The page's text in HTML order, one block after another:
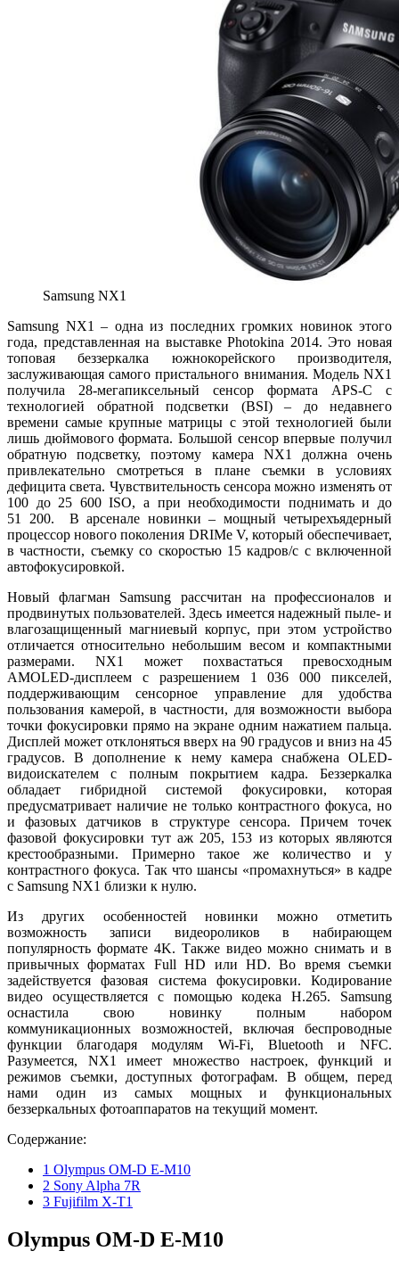
Samsung NX1
Samsung NX1 – одна из последних громких новинок этого
года, представленная на выставке Photokina 2014. Это новая
топовая беззеркалка южнокорейского производителя,
заслуживающая самого пристального внимания. Модель NX1
получила 28-мегапиксельный сенсор формата APS-C с
технологией обратной подсветки (BSI) – до недавнего
времени самые крупные матрицы с этой технологией были
лишь дюймового формата. Большой сенсор впервые получил
обратную подсветку, поэтому камера NX1 должна очень
привлекательно смотреться в плане съемки в условиях
дефицита света. Чувствительность сенсора можно изменять от
100 до 25 600 ISO, а при необходимости поднимать и до
51 200. В арсенале новинки – мощный четырехъядерный
процессор нового поколения DRIMe V, который обеспечивает,
в частности, съемку со скоростью 15 кадров/с с включенной
автофокусировкой.
Новый флагман Samsung рассчитан на профессионалов и
продвинутых пользователей. Здесь имеется надежный пыле- и
влагозащищенный магниевый корпус, при этом устройство
отличается относительно небольшим весом и компактными
размерами. NX1 может похвастаться превосходным
AMOLED-дисплеем с разрешением 1 036 000 пикселей,
поддерживающим сенсорное управление для удобства
пользования камерой, в частности, для возможности выбора
точки фокусировки прямо на экране одним нажатием пальца.
Дисплей может отклоняться вверх на 90 градусов и вниз на 45
градусов. В дополнение к нему камера снабжена OLED-
видоискателем с полным покрытием кадра. Беззеркалка
обладает гибридной системой фокусировки, которая
предусматривает наличие не только контрастного фокуса, но
и фазовых датчиков в структуре сенсора. Причем точек
фазовой фокусировки тут аж 205, 153 из которых являются
крестообразными. Примерно такое же количество и у
контрастного фокуса. Так что шансы «промахнуться» в кадре
с Samsung NX1 близки к нулю.
Из других особенностей новинки можно отметить
возможность записи видеороликов в набирающем
популярность формате 4K. Также видео можно снимать и в
привычных форматах Full HD или HD. Во время съемки
задействуется фазовая система фокусировки. Кодирование
видео осуществляется с помощью кодека H.265. Samsung
оснастила свою новинку полным набором
коммуникационных возможностей, включая беспроводные
функции благодаря модулям Wi-Fi, Bluetooth и NFC.
Разумеется, NX1 имеет множество настроек, функций и
режимов съемки, доступных фотографам. В общем, перед
нами один из самых мощных и функциональных
беззеркальных фотоаппаратов на текущий момент.
Содержание:
1 Olympus OM-D E-M10
2 Sony Alpha 7R
3 Fujifilm X-T1
Olympus OM-D E-M10